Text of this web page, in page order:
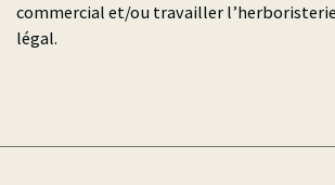
commercial et/ou travailler
légal.